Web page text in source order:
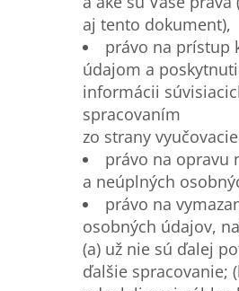
aj tento dokument),
právo na prístup
údajom a
informácii
spracovaním
zo strany
právo na opravu
a neúplných
právo na
osobných údajov,
(a) už nie sú ďalej
ďalšie spracovanie;